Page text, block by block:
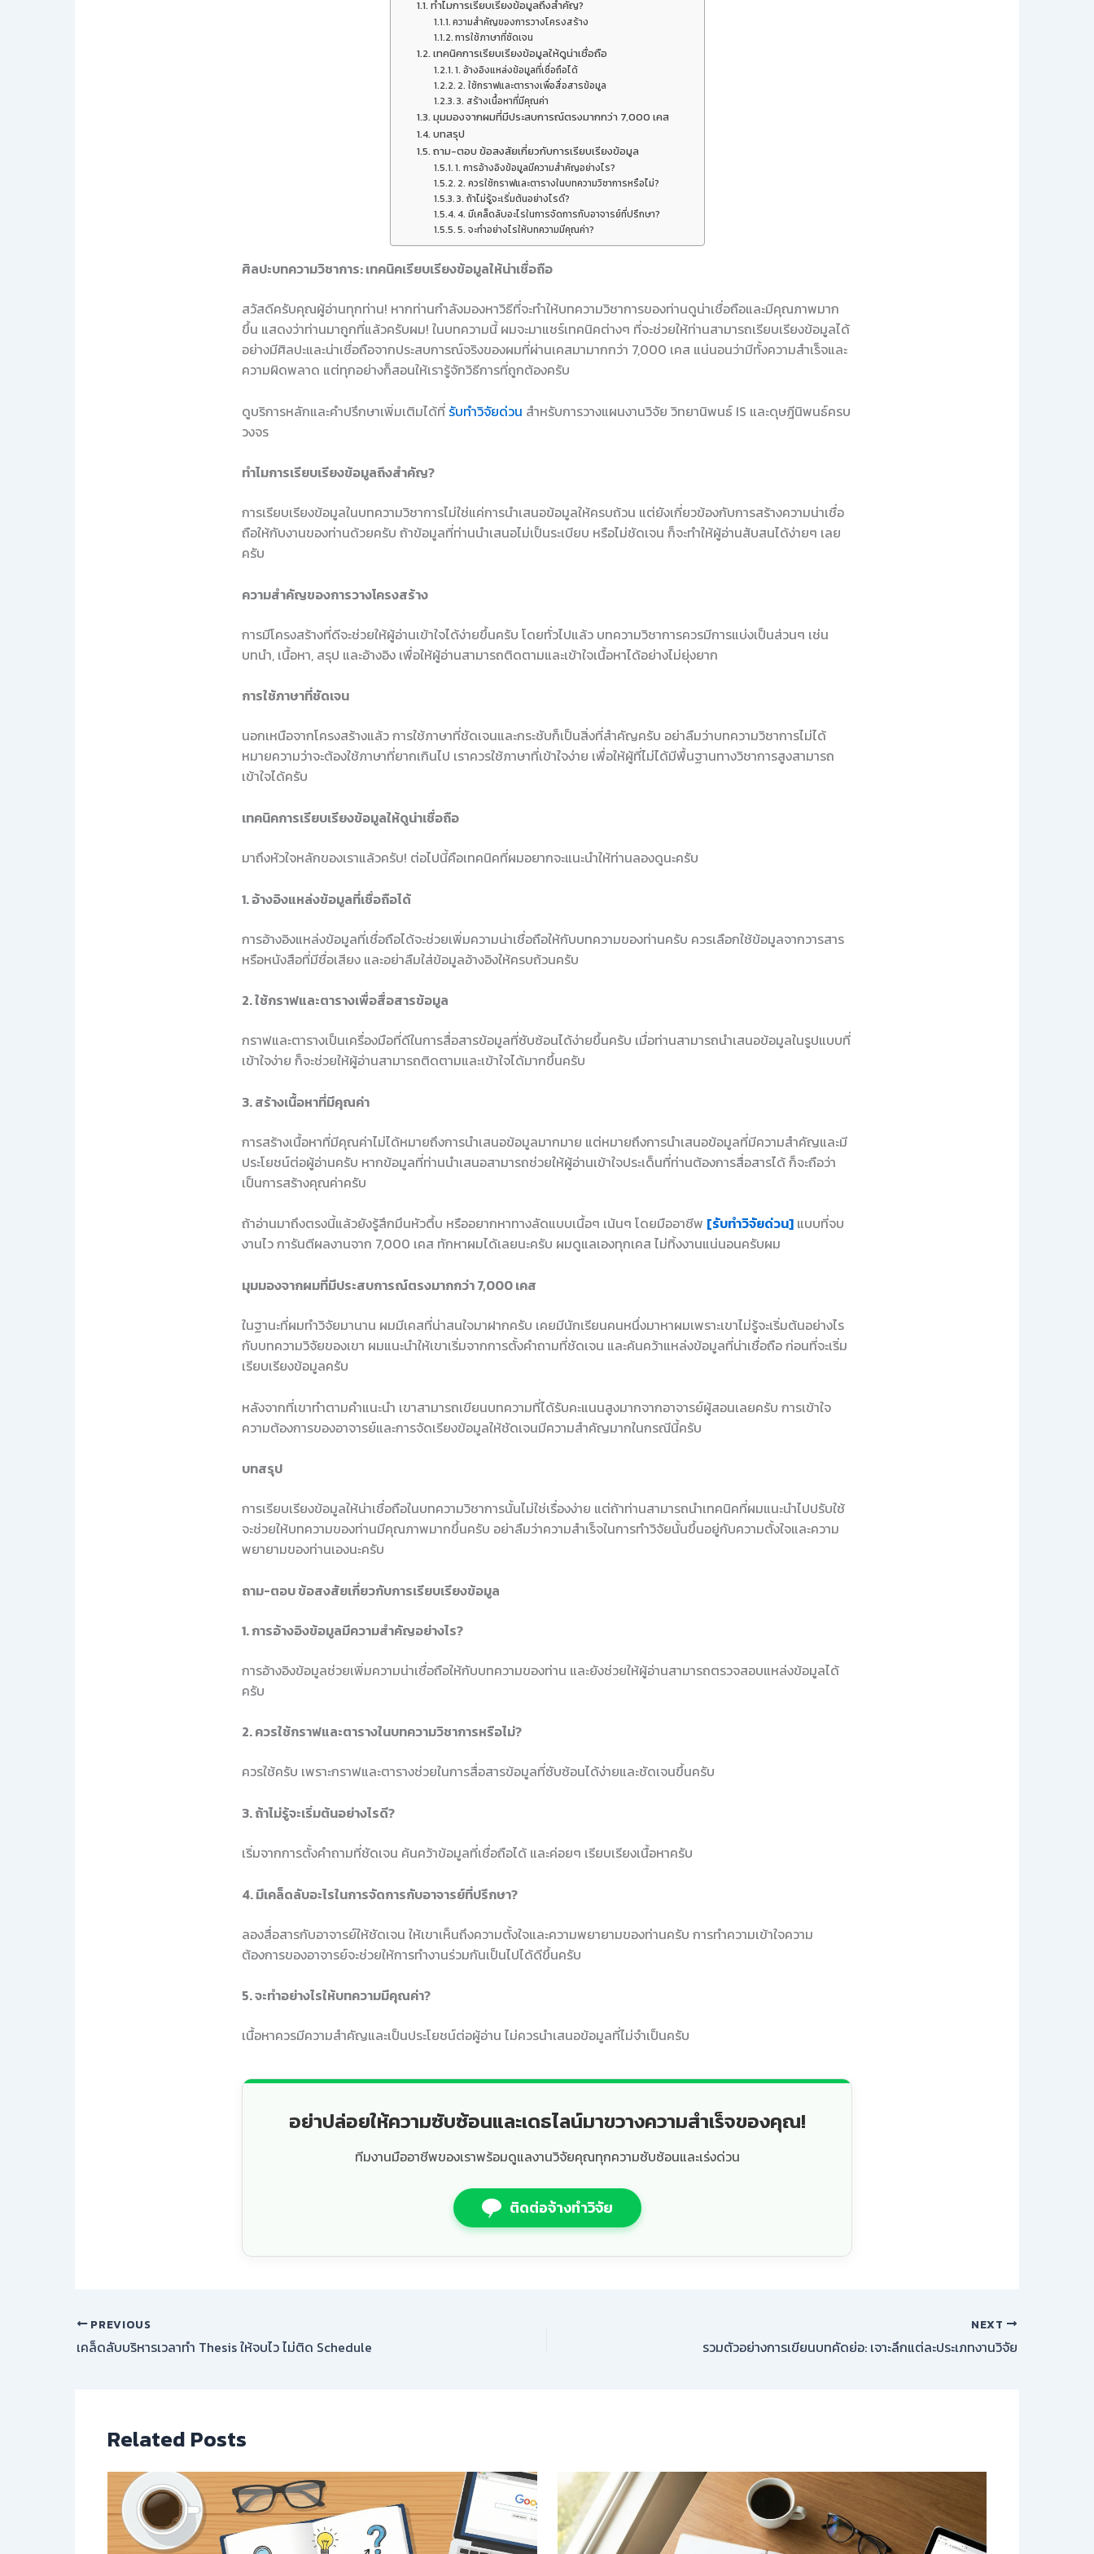
ทำไมการเรียบเรียงข้อมูลถึงสำคัญ?
ความสำคัญของการวางโครงสร้าง
การใช้ภาษาที่ชัดเจน
เทคนิคการเรียบเรียงข้อมูลให้ดูน่าเชื่อถือ
1. อ้างอิงแหล่งข้อมูลที่เชื่อถือได้
2. ใช้กราฟและตารางเพื่อสื่อสารข้อมูล
3. สร้างเนื้อหาที่มีคุณค่า
มุมมองจากผมที่มีประสบการณ์ตรงมากกว่า 7,000 เคส
บทสรุป
ถาม-ตอบ ข้อสงสัยเกี่ยวกับการเรียบเรียงข้อมูล
1. การอ้างอิงข้อมูลมีความสำคัญอย่างไร?
2. ควรใช้กราฟและตารางในบทความวิชาการหรือไม่?
3. ถ้าไม่รู้จะเริ่มต้นอย่างไรดี?
4. มีเคล็ดลับอะไรในการจัดการกับอาจารย์ที่ปรึกษา?
5. จะทำอย่างไรให้บทความมีคุณค่า?
ศิลปะบทความวิชาการ: เทคนิคเรียบเรียงข้อมูลให้น่าเชื่อถือ
สวัสดีครับคุณผู้อ่านทุกท่าน! หากท่านกำลังมองหาวิธีที่จะทำให้บทความวิชาการของท่านดูน่าเชื่อถือและมีคุณภาพมาก
ขึ้น แสดงว่าท่านมาถูกที่แล้วครับผม! ในบทความนี้ ผมจะมาแชร์เทคนิคต่างๆ ที่จะช่วยให้ท่านสามารถเรียบเรียงข้อมูลได้
อย่างมีศิลปะและน่าเชื่อถือจากประสบการณ์จริงของผมที่ผ่านเคสมามากกว่า 7,000 เคส แน่นอนว่ามีทั้งความสำเร็จและ
ความผิดพลาด แต่ทุกอย่างก็สอนให้เรารู้จักวิธีการที่ถูกต้องครับ
ดูบริการหลักและคำปรึกษาเพิ่มเติมได้ที่ รับทำวิจัยด่วน สำหรับการวางแผนงานวิจัย วิทยานิพนธ์ IS และดุษฎีนิพนธ์ครบ
วงจร
ทำไมการเรียบเรียงข้อมูลถึงสำคัญ?
การเรียบเรียงข้อมูลในบทความวิชาการไม่ใช่แค่การนำเสนอข้อมูลให้ครบถ้วน แต่ยังเกี่ยวข้องกับการสร้างความน่าเชื่อ
ถือให้กับงานของท่านด้วยครับ ถ้าข้อมูลที่ท่านนำเสนอไม่เป็นระเบียบ หรือไม่ชัดเจน ก็จะทำให้ผู้อ่านสับสนได้ง่ายๆ เลย
ครับ
ความสำคัญของการวางโครงสร้าง
การมีโครงสร้างที่ดีจะช่วยให้ผู้อ่านเข้าใจได้ง่ายขึ้นครับ โดยทั่วไปแล้ว บทความวิชาการควรมีการแบ่งเป็นส่วนๆ เช่น
บทนำ, เนื้อหา, สรุป และอ้างอิง เพื่อให้ผู้อ่านสามารถติดตามและเข้าใจเนื้อหาได้อย่างไม่ยุ่งยาก
การใช้ภาษาที่ชัดเจน
นอกเหนือจากโครงสร้างแล้ว การใช้ภาษาที่ชัดเจนและกระชับก็เป็นสิ่งที่สำคัญครับ อย่าลืมว่าบทความวิชาการไม่ได้
หมายความว่าจะต้องใช้ภาษาที่ยากเกินไป เราควรใช้ภาษาที่เข้าใจง่าย เพื่อให้ผู้ที่ไม่ได้มีพื้นฐานทางวิชาการสูงสามารถ
เข้าใจได้ครับ
เทคนิคการเรียบเรียงข้อมูลให้ดูน่าเชื่อถือ
มาถึงหัวใจหลักของเราแล้วครับ! ต่อไปนี้คือเทคนิคที่ผมอยากจะแนะนำให้ท่านลองดูนะครับ
1. อ้างอิงแหล่งข้อมูลที่เชื่อถือได้
การอ้างอิงแหล่งข้อมูลที่เชื่อถือได้จะช่วยเพิ่มความน่าเชื่อถือให้กับบทความของท่านครับ ควรเลือกใช้ข้อมูลจากวารสาร
หรือหนังสือที่มีชื่อเสียง และอย่าลืมใส่ข้อมูลอ้างอิงให้ครบถ้วนครับ
2. ใช้กราฟและตารางเพื่อสื่อสารข้อมูล
กราฟและตารางเป็นเครื่องมือที่ดีในการสื่อสารข้อมูลที่ซับซ้อนได้ง่ายขึ้นครับ เมื่อท่านสามารถนำเสนอข้อมูลในรูปแบบที่
เข้าใจง่าย ก็จะช่วยให้ผู้อ่านสามารถติดตามและเข้าใจได้มากขึ้นครับ
3. สร้างเนื้อหาที่มีคุณค่า
การสร้างเนื้อหาที่มีคุณค่าไม่ได้หมายถึงการนำเสนอข้อมูลมากมาย แต่หมายถึงการนำเสนอข้อมูลที่มีความสำคัญและมี
ประโยชน์ต่อผู้อ่านครับ หากข้อมูลที่ท่านนำเสนอสามารถช่วยให้ผู้อ่านเข้าใจประเด็นที่ท่านต้องการสื่อสารได้ ก็จะถือว่า
เป็นการสร้างคุณค่าครับ
ถ้าอ่านมาถึงตรงนี้แล้วยังรู้สึกมึนหัวตึ้บ หรืออยากหาทางลัดแบบเนื้อๆ เน้นๆ โดยมืออาชีพ [รับทำวิจัยด่วน] แบบที่จบ
งานไว การันตีผลงานจาก 7,000 เคส ทักหาผมได้เลยนะครับ ผมดูแลเองทุกเคส ไม่ทิ้งงานแน่นอนครับผม
มุมมองจากผมที่มีประสบการณ์ตรงมากกว่า 7,000 เคส
ในฐานะที่ผมทำวิจัยมานาน ผมมีเคสที่น่าสนใจมาฝากครับ เคยมีนักเรียนคนหนึ่งมาหาผมเพราะเขาไม่รู้จะเริ่มต้นอย่างไร
กับบทความวิจัยของเขา ผมแนะนำให้เขาเริ่มจากการตั้งคำถามที่ชัดเจน และค้นคว้าแหล่งข้อมูลที่น่าเชื่อถือ ก่อนที่จะเริ่ม
เรียบเรียงข้อมูลครับ
หลังจากที่เขาทำตามคำแนะนำ เขาสามารถเขียนบทความที่ได้รับคะแนนสูงมากจากอาจารย์ผู้สอนเลยครับ การเข้าใจ
ความต้องการของอาจารย์และการจัดเรียงข้อมูลให้ชัดเจนมีความสำคัญมากในกรณีนี้ครับ
บทสรุป
การเรียบเรียงข้อมูลให้น่าเชื่อถือในบทความวิชาการนั้นไม่ใช่เรื่องง่าย แต่ถ้าท่านสามารถนำเทคนิคที่ผมแนะนำไปปรับใช้
จะช่วยให้บทความของท่านมีคุณภาพมากขึ้นครับ อย่าลืมว่าความสำเร็จในการทำวิจัยนั้นขึ้นอยู่กับความตั้งใจและความ
พยายามของท่านเองนะครับ
ถาม-ตอบ ข้อสงสัยเกี่ยวกับการเรียบเรียงข้อมูล
1. การอ้างอิงข้อมูลมีความสำคัญอย่างไร?
การอ้างอิงข้อมูลช่วยเพิ่มความน่าเชื่อถือให้กับบทความของท่าน และยังช่วยให้ผู้อ่านสามารถตรวจสอบแหล่งข้อมูลได้
ครับ
2. ควรใช้กราฟและตารางในบทความวิชาการหรือไม่?
ควรใช้ครับ เพราะกราฟและตารางช่วยในการสื่อสารข้อมูลที่ซับซ้อนได้ง่ายและชัดเจนขึ้นครับ
3. ถ้าไม่รู้จะเริ่มต้นอย่างไรดี?
เริ่มจากการตั้งคำถามที่ชัดเจน ค้นคว้าข้อมูลที่เชื่อถือได้ และค่อยๆ เรียบเรียงเนื้อหาครับ
4. มีเคล็ดลับอะไรในการจัดการกับอาจารย์ที่ปรึกษา?
ลองสื่อสารกับอาจารย์ให้ชัดเจน ให้เขาเห็นถึงความตั้งใจและความพยายามของท่านครับ การทำความเข้าใจความ
ต้องการของอาจารย์จะช่วยให้การทำงานร่วมกันเป็นไปได้ดีขึ้นครับ
5. จะทำอย่างไรให้บทความมีคุณค่า?
เนื้อหาควรมีความสำคัญและเป็นประโยชน์ต่อผู้อ่าน ไม่ควรนำเสนอข้อมูลที่ไม่จำเป็นครับ
อย่าปล่อยให้ความซับซ้อนและเดธไลน์มาขวางความสำเร็จของคุณ!
ทีมงานมืออาชีพของเราพร้อมดูแลงานวิจัยคุณทุกความซับซ้อนและเร่งด่วน
ติดต่อจ้างทำวิจัย
PREVIOUS
เคล็ดลับบริหารเวลาทำ Thesis ให้จบไว ไม่ติด Schedule
NEXT
รวมตัวอย่างการเขียนบทคัดย่อ: เจาะลึกแต่ละประเภทงานวิจัย
Related Posts